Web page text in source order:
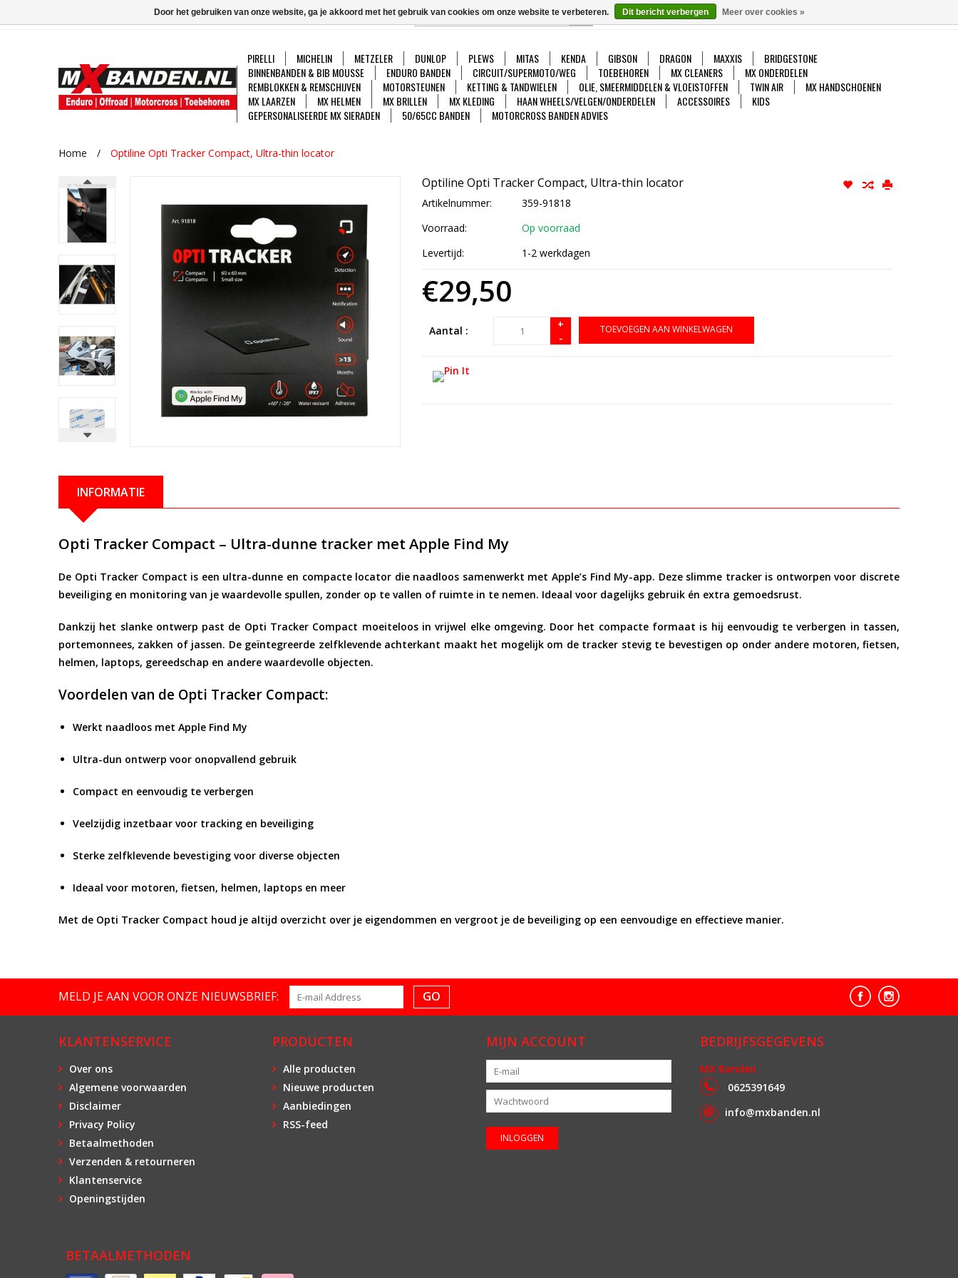
Mijn account / Registreren
Vergelijk
GO
PIRELLI MICHELIN METZELER DUNLOP PLEWS MITAS KENDA GIBSON DRAGON MAXXIS
BRIDGESTONE
BINNENBANDEN & BIB MOUSSE
ENDURO BANDEN CIRCUIT/SUPERMOTO/WEG TOEBEHOREN MX CLEANERS
MX ONDERDELEN
REMBLOKKEN & REMSCHIJVEN
MOTORSTEUNEN KETTING & TANDWIELEN OLIE, SMEERMIDDELEN & VLOEISTOFFEN TWIN AIR
MX HANDSCHOENEN
MX LAARZEN
MX HELMEN MX BRILLEN MX KLEDING HAAN WHEELS/VELGEN/ONDERDELEN ACCESSOIRES
KIDS
GEPERSONALISEERDE MX SIERADEN
50/65CC BANDEN MOTORCROSS BANDEN ADVIES
Home / Optiline Opti Tracker Compact, Ultra-thin locator
Optiline Opti Tracker Compact, Ultra-thin locator
Artikelnummer:
359-91818
Voorraad:
Op voorraad
Levertijd:
1-2 werkdagen
€29,50
Aantal :
+
-
TOEVOEGEN AAN WINKELWAGEN
INFORMATIE
Opti Tracker Compact – Ultra-dunne tracker met Apple Find My
De Opti Tracker Compact is een ultra-dunne en compacte locator die naadloos samenwerkt met Apple’s Find My-app. Deze slimme tracker is ontworpen voor discrete
beveiliging en monitoring van je waardevolle spullen, zonder op te vallen of ruimte in te nemen. Ideaal voor dagelijks gebruik én extra gemoedsrust.
Dankzij het slanke ontwerp past de Opti Tracker Compact moeiteloos in vrijwel elke omgeving. Door het compacte formaat is hij eenvoudig te verbergen in tassen,
portemonnees, zakken of jassen. De geïntegreerde zelfklevende achterkant maakt het mogelijk om de tracker stevig te bevestigen op onder andere motoren, fietsen,
helmen, laptops, gereedschap en andere waardevolle objecten.
Voordelen van de Opti Tracker Compact:
Werkt naadloos met Apple Find My
Ultra-dun ontwerp voor onopvallend gebruik
Compact en eenvoudig te verbergen
Veelzijdig inzetbaar voor tracking en beveiliging
Sterke zelfklevende bevestiging voor diverse objecten
Ideaal voor motoren, fietsen, helmen, laptops en meer
Met de Opti Tracker Compact houd je altijd overzicht over je eigendommen en vergroot je de beveiliging op een eenvoudige en effectieve manier.
MELD JE AAN VOOR ONZE NIEUWSBRIEF: GO
KLANTENSERVICE
Over ons
Algemene voorwaarden
Disclaimer
Privacy Policy
Betaalmethoden
Verzenden & retourneren
Klantenservice
Openingstijden
PRODUCTEN
Alle producten
Nieuwe producten
Aanbiedingen
RSS-feed
MIJN ACCOUNT BEDRIJFSGEGEVENS
MX Banden
0625391649
info@mxbanden.nl
BETAALMETHODEN
Door het gebruiken van onze website, ga je akkoord met het gebruik van cookies om onze website te verbeteren. Dit bericht verbergen Meer over cookies »